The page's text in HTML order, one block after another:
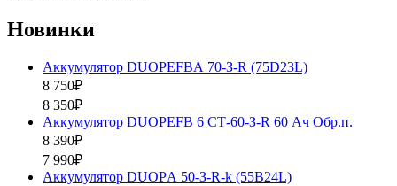
Новинки
Аккумулятор DUOPEFBА 70-З-R (75D23L)
8 750₽
8 350₽
Аккумулятор DUOPEFB 6 СТ-60-З-R 60 Ач Обр.п.
8 390₽
7 990₽
Аккумулятор DUOPА 50-З-R-k (55B24L)